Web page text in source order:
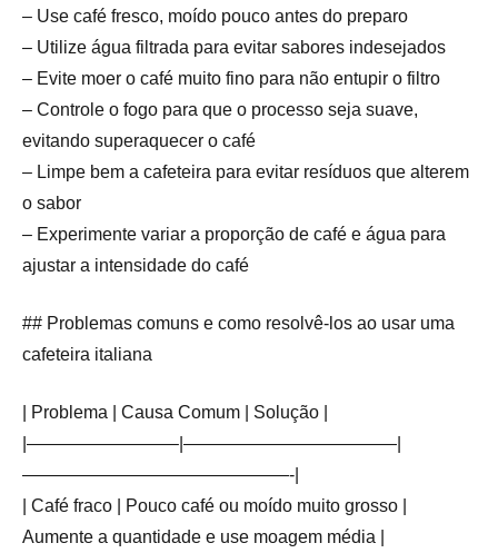
– Use café fresco, moído pouco antes do preparo
– Utilize água filtrada para evitar sabores indesejados
– Evite moer o café muito fino para não entupir o filtro
– Controle o fogo para que o processo seja suave,
evitando superaquecer o café
– Limpe bem a cafeteira para evitar resíduos que alterem
o sabor
– Experimente variar a proporção de café e água para
ajustar a intensidade do café
## Problemas comuns e como resolvê-los ao usar uma
cafeteira italiana
| Problema | Causa Comum | Solução |
|————————–|————————————|
———————————————-|
| Café fraco | Pouco café ou moído muito grosso |
Aumente a quantidade e use moagem média |